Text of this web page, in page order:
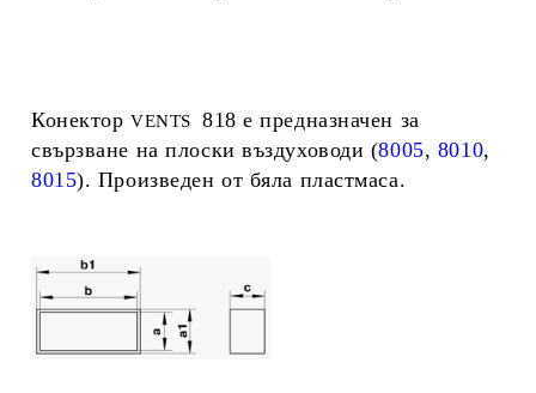
КонекторVENTS 818 е предназначен за
свързване на плоски въздуховоди (8005, 8010,
8015). Произведен от бяла пластмаса.